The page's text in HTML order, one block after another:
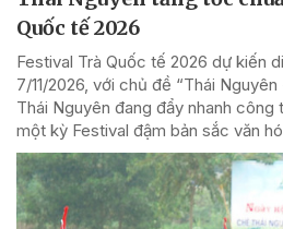
Quốc tế 2026
Festival Trà Quốc tế 2026 dự kiến
7/11/2026, với chủ đề “Thái
Thái Nguyên đang đẩy nhanh
một kỳ Festival đậm bản sắc văn